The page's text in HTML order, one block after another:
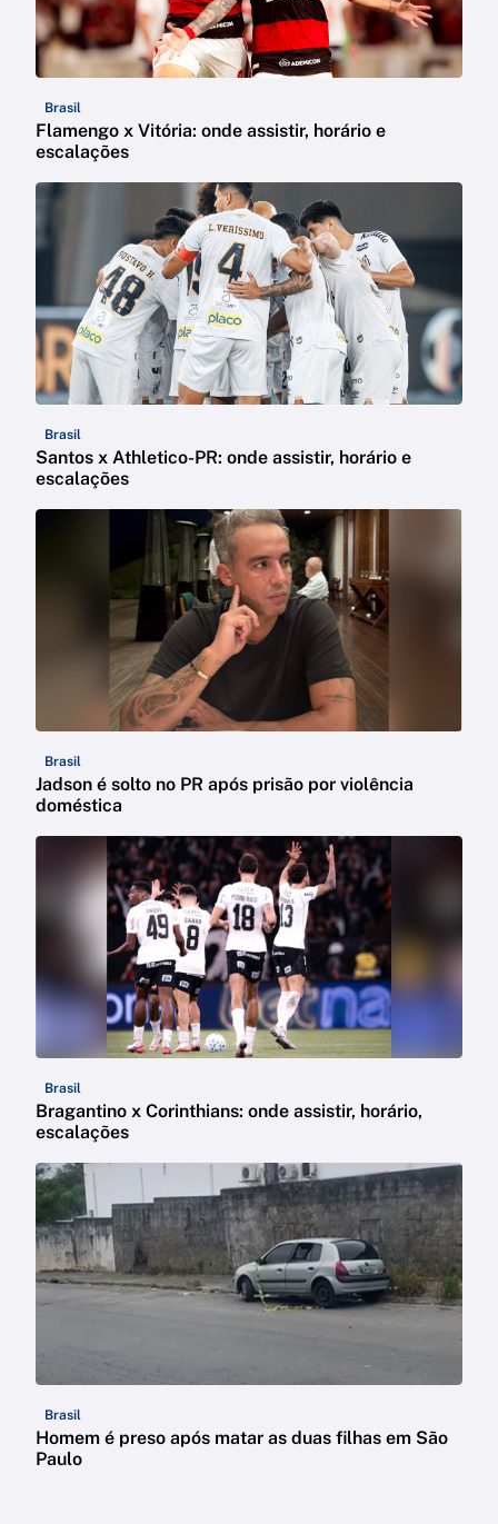
Brasil
Flamengo x Vitória: onde assistir, horário e
escalações
Brasil
Santos x Athletico-PR: onde assistir, horário e
escalações
Brasil
Jadson é solto no PR após prisão por violência
doméstica
Brasil
Bragantino x Corinthians: onde assistir, horário,
escalações
Brasil
Homem é preso após matar as duas filhas em São
Paulo